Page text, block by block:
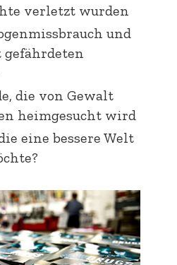
verletzt wurden
und
die von Gewalt
heimgesucht wird
eine bessere Welt